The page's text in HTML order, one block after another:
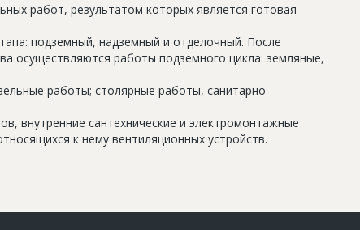
работ, результатом которых является готовая
подземный, надземный и отделочный. После
осуществляются работы подземного цикла: земляные,
работы; столярные работы, санитарно-
внутренние сантехнические и электромонтажные
к нему вентиляционных устройств.